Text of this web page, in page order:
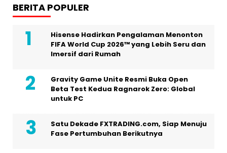
BERITA POPULER
Hisense Hadirkan Pengalaman Menonton
FIFA World Cup 2026™ yang Lebih Seru dan
Imersif dari Rumah
Gravity Game Unite Resmi Buka Open
Beta Test Kedua Ragnarok Zero: Global
untuk PC
Satu Dekade FXTRADING.com, Siap Menuju
Fase Pertumbuhan Berikutnya